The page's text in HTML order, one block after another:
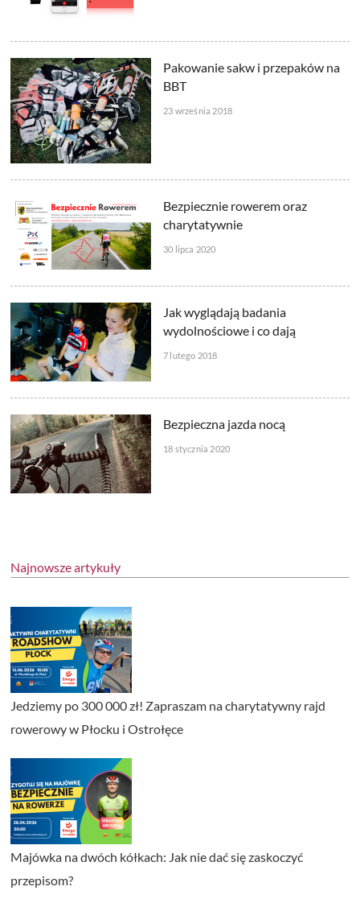
Pakowanie sakw i przepaków na
BBT
23 września 2018
Bezpiecznie rowerem oraz
charytatywnie
30 lipca 2020
Jak wyglądają badania
wydolnościowe i co dają
7 lutego 2018
Bezpieczna jazda nocą
18 stycznia 2020
Najnowsze artykuły
Jedziemy po 300 000 zł! Zapraszam na charytatywny rajd
rowerowy w Płocku i Ostrołęce
Majówka na dwóch kółkach: Jak nie dać się zaskoczyć
przepisom?